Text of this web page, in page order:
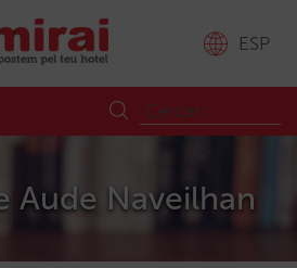
ESP
Aude Naveilhan